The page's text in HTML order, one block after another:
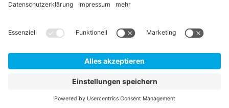
Mehrwertsteuer, Verpackung und Versandkosten.
© 2026 TQ-Robodrive
Impressum Datenschutz